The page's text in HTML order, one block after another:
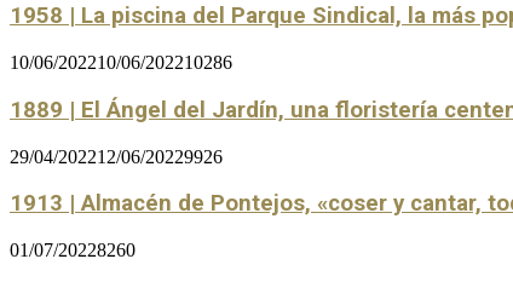
1958 | La piscina del Parque Sindical, la más
10/06/202210/06/202210286
1889 | El Ángel del Jardín, una floristería
29/04/202212/06/20229926
1913 | Almacén de Pontejos, «coser y cantar,
01/07/20228260